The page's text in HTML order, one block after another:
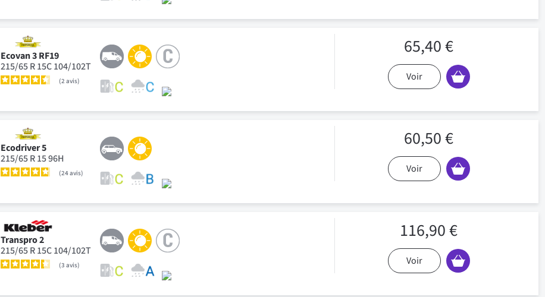
Ecovan 3 RF19
215/65 R 15C 104/102T
2avis
65,40 €
Voir
Ecodriver 5
215/65 R 15 96H
24avis
60,50 €
Voir
Transpro 2
215/65 R 15C 104/102T
3avis
116,90 €
Voir